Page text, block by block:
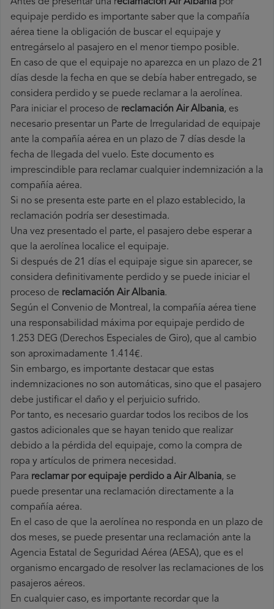
Antes de presentar una reclamación Air Albania por
equipaje perdido es importante saber que la compañía
aérea tiene la obligación de buscar el equipaje y
entregárselo al pasajero en el menor tiempo posible.
En caso de que el equipaje no aparezca en un plazo de 21
días desde la fecha en que se debía haber entregado, se
considera perdido y se puede reclamar a la aerolínea.
Para iniciar el proceso de reclamación Air Albania, es
necesario presentar un Parte de Irregularidad de equipaje
ante la compañía aérea en un plazo de 7 días desde la
fecha de llegada del vuelo. Este documento es
imprescindible para reclamar cualquier indemnización a la
compañía aérea.
Si no se presenta este parte en el plazo establecido, la
reclamación podría ser desestimada.
Una vez presentado el parte, el pasajero debe esperar a
que la aerolínea localice el equipaje.
Si después de 21 días el equipaje sigue sin aparecer, se
considera definitivamente perdido y se puede iniciar el
proceso de reclamación Air Albania.
Según el Convenio de Montreal, la compañía aérea tiene
una responsabilidad máxima por equipaje perdido de
1.253 DEG (Derechos Especiales de Giro), que al cambio
son aproximadamente 1.414€.
Sin embargo, es importante destacar que estas
indemnizaciones no son automáticas, sino que el pasajero
debe justificar el daño y el perjuicio sufrido.
Por tanto, es necesario guardar todos los recibos de los
gastos adicionales que se hayan tenido que realizar
debido a la pérdida del equipaje, como la compra de
ropa y artículos de primera necesidad.
Para reclamar por equipaje perdido a Air Albania, se
puede presentar una reclamación directamente a la
compañía aérea.
En el caso de que la aerolínea no responda en un plazo de
dos meses, se puede presentar una reclamación ante la
Agencia Estatal de Seguridad Aérea (AESA), que es el
organismo encargado de resolver las reclamaciones de los
pasajeros aéreos.
En cualquier caso, es importante recordar que la